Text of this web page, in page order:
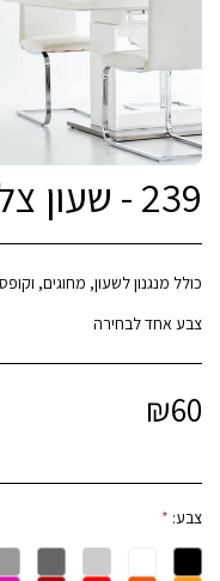
239 - שעון צלחת וסכו"ם
צבע אחד לבחירה
₪60
צבע: *